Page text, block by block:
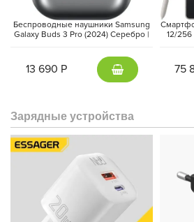
управление простым и удобным.
Watch8 включает
здоровья: отслеживание сердечного
в крови, температуры, а также анализ
Беспроводные наушники Samsung
Galaxy Buds 3 Pro (2024) Серебро |
13 690 Р
12/
75
Зарядные устройства